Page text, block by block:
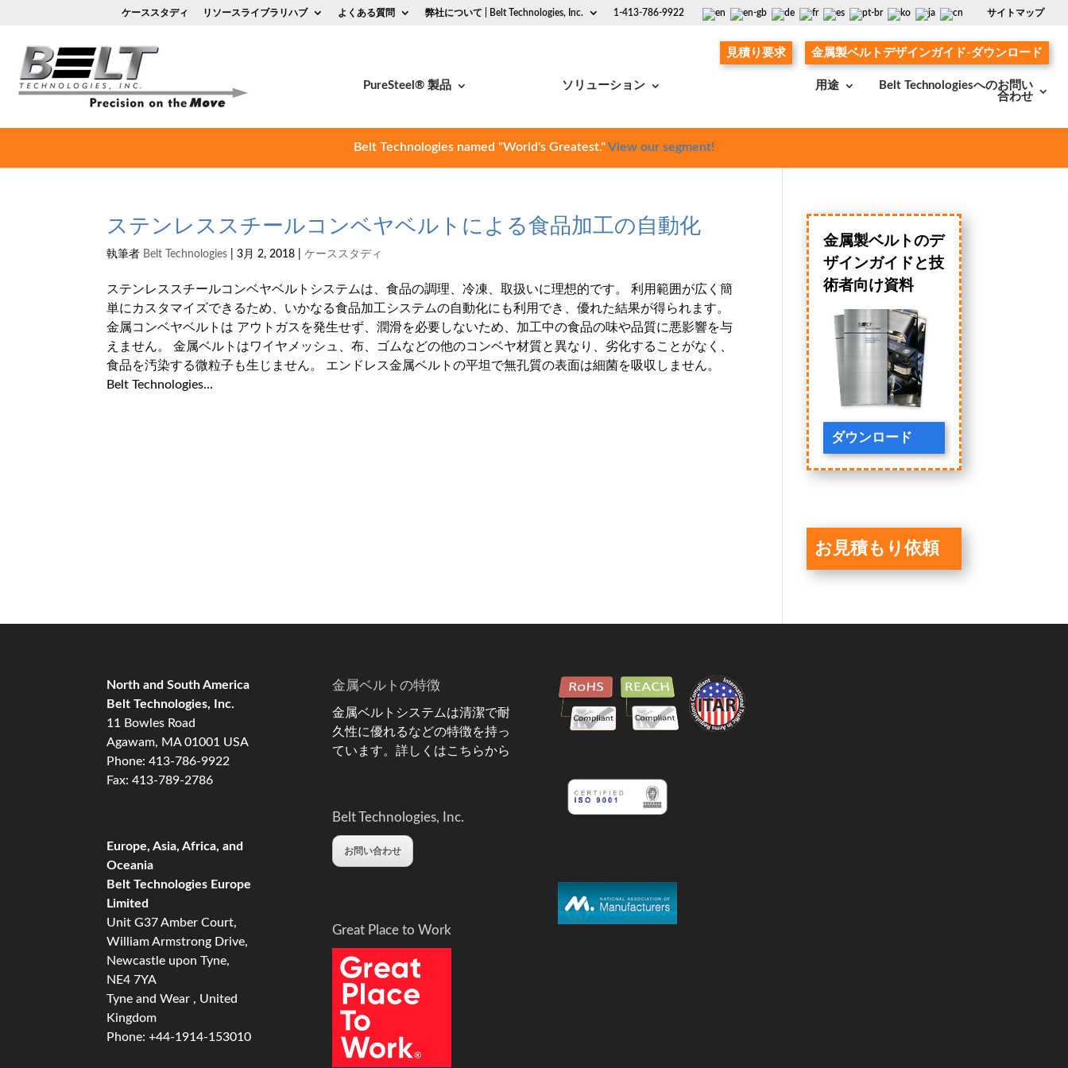
サイトマップ
ケーススタディ リソースライブラリハブ よくある質問 弊社について | Belt Technologies, Inc. 1-413-786-9922
PureSteel® 製品 ソリューション 用途
Belt Technologiesへのお問い
合わせ
見積り要求 金属製ベルトデザインガイド-ダウンロード
Belt Technologies named "World's Greatest."View our segment!
ステンレススチールコンベヤベルトによる食品加工の自動化
執筆者 Belt Technologies |3月 2, 2018 |ケーススタディ
ステンレススチールコンベヤベルトシステムは、食品の調理、冷凍、取扱いに理想的です。 利用範囲が広く簡
単にカスタマイズできるため、いかなる食品加工システムの自動化にも利用でき、優れた結果が得られます。
金属コンベヤベルトは アウトガスを発生せず、潤滑を必要しないため、加工中の食品の味や品質に悪影響を与
えません。 金属ベルトはワイヤメッシュ、布、ゴムなどの他のコンベヤ材質と異なり、劣化することがなく、
食品を汚染する微粒子も生じません。 エンドレス金属ベルトの平坦で無孔質の表面は細菌を吸収しません。
Belt Technologies...
金属製ベルトのデ
ザインガイドと技
術者向け資料
ダウンロード
お見積もり依頼
North and South America
Belt Technologies, Inc.
11 Bowles Road
Agawam, MA 01001 USA
Phone: 413-786-9922
Fax: 413-789-2786
Europe, Asia, Africa, and
Oceania
Belt Technologies Europe
Limited
Unit G37 Amber Court,
William Armstrong Drive,
Newcastle upon Tyne,
NE4 7YA
Tyne and Wear , United
Kingdom
Phone: +44-1914-153010
金属ベルトの特徴
金属ベルトシステムは清潔で耐
久性に優れるなどの特徴を持っ
ています。 詳しくはこちらから
Belt Technologies, Inc.
お問い合わせ
Great Place to Work